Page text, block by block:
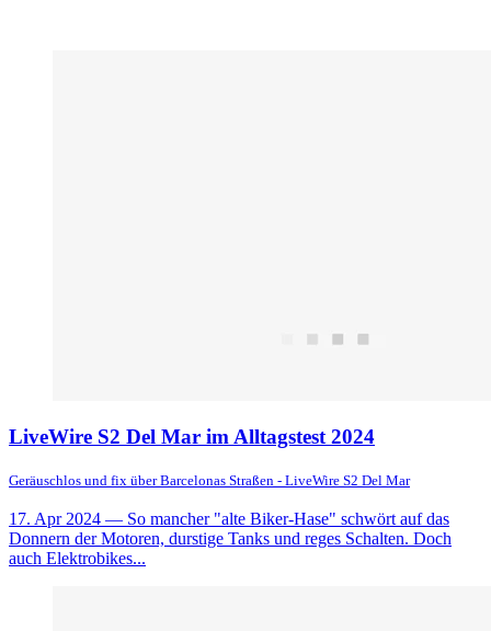
LiveWire S2 Del Mar im Alltagstest 2024
Geräuschlos und fix über Barcelonas Straßen - LiveWire S2 Del Mar
17. Apr 2024 — So mancher "alte Biker-Hase" schwört auf das
Donnern der Motoren, durstige Tanks und reges Schalten. Doch
auch Elektrobikes...